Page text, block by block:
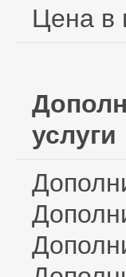
Цена в
услуги